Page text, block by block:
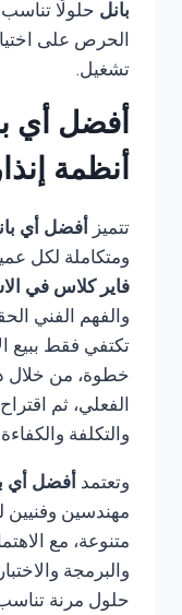
بانل حلولًا
الحرص على
تشغيل.
أفضل أي
أنظمة
تتميز أفضل أي
ومتكاملة لكل
فاير كلاس في
والفهم الفني
تكتفي فقط ببيع
خطوة، من خلال
الفعلي، ثم
والتكلفة
وتعتمد أفضل أي
مهندسين
متنوعة، مع
والبرمجة
حلول مرنة